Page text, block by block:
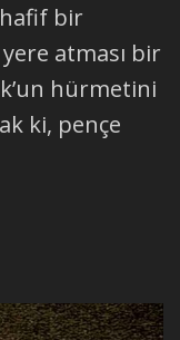
bir
atması bir
hürmetini
ki, pençe